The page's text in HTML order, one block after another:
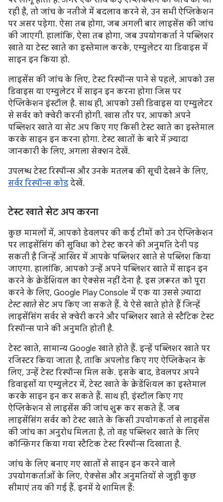
रही है, तो जांच के नतीजे में बदलाव करने से, उन सभी ऐप्लिकेशन
पर असर पड़ेगा. ऐसा तब होगा, जब अगली बार लाइसेंस की जांच
की जाएगी. हालांकि, ऐसा तब होगा, जब उपयोगकर्ता ने पब्लिशर
खाते या टेस्ट खाते का इस्तेमाल करके, एम्युलेटर या डिवाइस में
साइन इन किया हो.
लाइसेंस की जांच के लिए, टेस्ट रिस्पॉन्स पाने से पहले, आपको उस
डिवाइस या एम्युलेटर में साइन इन करना होगा जिस पर
ऐप्लिकेशन इंस्टॉल है. साथ ही, आपको उसी डिवाइस या एम्युलेटर
से सर्वर को क्वेरी करनी होगी. खास तौर पर, आपको अपने
पब्लिशर खाते या सेट अप किए गए किसी टेस्ट खाते का इस्तेमाल
करके साइन इन करना होगा. टेस्ट खातों के बारे में ज़्यादा
जानकारी के लिए, अगला सेक्शन देखें.
उपलब्ध टेस्ट रिस्पॉन्स और उनके मतलब की सूची देखने के लिए,
सर्वर रिस्पॉन्स कोड देखें.
टेस्ट खाते सेट अप करना
कुछ मामलों में, आपको डेवलपर की कई टीमों को उन ऐप्लिकेशन
पर लाइसेंसिंग की सुविधा को टेस्ट करने की अनुमति देनी पड़
सकती है जिन्हें आखिर में आपके पब्लिशर खाते से पब्लिश किया
जाएगा. हालांकि, आपको उन्हें अपने पब्लिशर खाते में साइन इन
करने के क्रेडेंशियल का ऐक्सेस नहीं देना है. इस ज़रूरत को पूरा
करने के लिए, Google Play Console में एक या उससे ज़्यादा
टेस्ट खातेसेट अप किए जा सकते हैं. ये ऐसे खाते होते हैं जिन्हें
लाइसेंसिंग सर्वर से क्वेरी करने और पब्लिशर खाते से स्टैटिक टेस्ट
रिस्पॉन्स पाने की अनुमति होती है.
टेस्ट खाते, सामान्य Google खाते होते हैं. इन्हें पब्लिशर खाते पर
रजिस्टर किया जाता है, ताकि अपलोड किए गए ऐप्लिकेशन के
लिए, उन्हें टेस्ट रिस्पॉन्स मिल सके. इसके बाद, डेवलपर अपने
डिवाइसों या एम्युलेटर में, टेस्ट खाते के क्रेडेंशियल का इस्तेमाल
करके साइन इन कर सकते हैं. साथ ही, इंस्टॉल किए गए
ऐप्लिकेशन से लाइसेंस की जांच शुरू कर सकते हैं. जब
लाइसेंसिंग सर्वर को टेस्ट खाते के किसी उपयोगकर्ता से लाइसेंस
की जांच का अनुरोध मिलता है, तो वह पब्लिशर खाते के लिए
कॉन्फ़िगर किया गया स्टैटिक टेस्ट रिस्पॉन्स दिखाता है.
जांच के लिए बनाए गए खातों से साइन इन करने वाले
उपयोगकर्ताओं के लिए, ऐक्सेस और अनुमतियों से जुड़ी कुछ
सीमाएं तय की गई हैं. इनमें ये शामिल हैं: